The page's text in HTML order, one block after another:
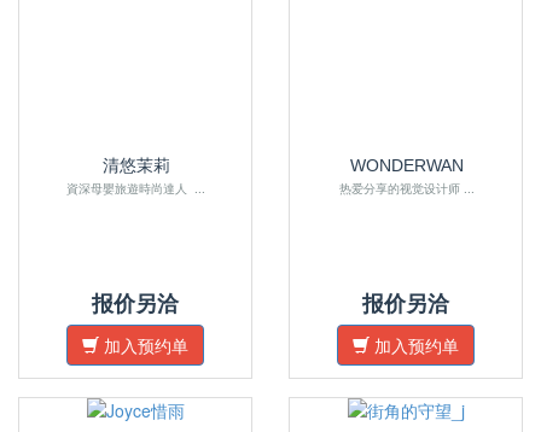
清悠茉莉
資深母嬰旅遊時尚達人 ...
报价另洽
加入预约单
WONDERWAN
热爱分享的视觉设计师 ...
报价另洽
加入预约单